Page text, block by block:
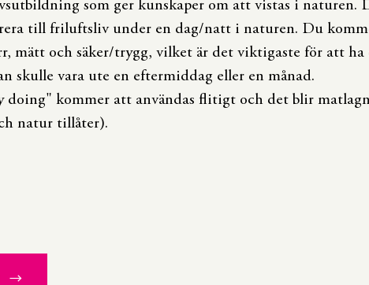
som ger kunskaper om att vistas i naturen.
till friluftsliv under en dag/natt i naturen. Du
mätt och säker/trygg, vilket är det viktigaste för att
skulle vara ute en eftermiddag eller en månad.
doing" kommer att användas flitigt och det blir
natur tillåter).